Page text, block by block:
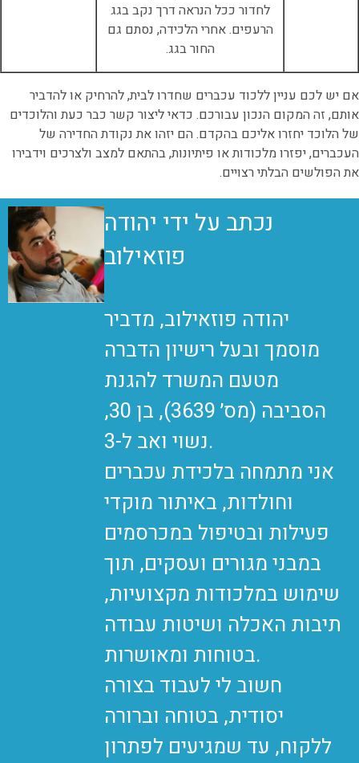
לחדור ככל הנראה דרך נקב בגג
הרעפים. אחרי הלכידה, נסתם גם
החור בגג.
אם יש לכם עניין ללכוד עכברים שחדרו לבית, להרחיק או להדביר
אותם, זה המקום הנכון עבורכם. כדאי ליצור קשר כבר כעת והלוכדים
של הלוכד יחזרו אליכם בהקדם. הם יזהו את נקודת החדירה של
העכברים, יפזרו מלכודות או פיתיונות, בהתאם למצב ולצרכים וידבירו
את הפולשים הבלתי רצויים.
נכתב על ידי יהודה
פוזאילוב
יהודה פוזאילוב, מדביר
מוסמך ובעל רישיון הדברה
מטעם המשרד להגנת
הסביבה (מס׳ 3639), בן 30,
נשוי ואב ל-3.
אני מתמחה בלכידת עכברים
וחולדות, באיתור מוקדי
פעילות ובטיפול במכרסמים
במבני מגורים ועסקים, תוך
שימוש במלכודות מקצועיות,
תיבות האכלה ושיטות עבודה
בטוחות ומאושרות.
חשוב לי לעבוד בצורה
יסודית, בטוחה וברורה
ללקוח, עד שמגיעים לפתרון